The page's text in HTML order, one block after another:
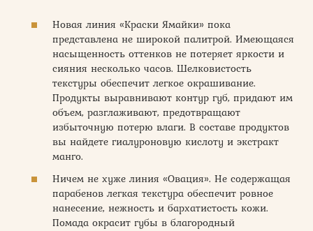
Новая линия «Краски Ямайки» пока
представлена не широкой палитрой. Имеющаяся
насыщенность оттенков не потеряет яркости и
сияния несколько часов. Шелковистость
текстуры обеспечит легкое окрашивание.
Продукты выравнивают контур губ, придают им
объем, разглаживают, предотвращают
избыточную потерю влаги. В составе продуктов
вы найдете гиалуроновую кислоту и экстракт
манго.
Ничем не хуже линия «Овация». Не содержащая
парабенов легкая текстура обеспечит ровное
нанесение, нежность и бархатистость кожи.
Помада окрасит губы в благородный